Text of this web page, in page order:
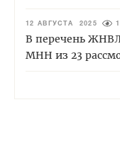
12 АВГУСТА 2025
В перечень
МНН из 23